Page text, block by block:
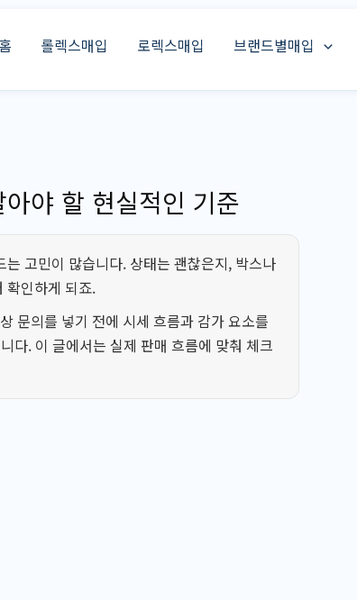
홈 롤렉스매입 로렉스매입 브랜드별매입
야 할 현실적인 기준
고민이 많습니다. 상태는 괜찮은지, 박스나
확인하게 되죠.
문의를 넣기 전에 시세 흐름과 감가 요소를
다. 이 글에서는 실제 판매 흐름에 맞춰 체크